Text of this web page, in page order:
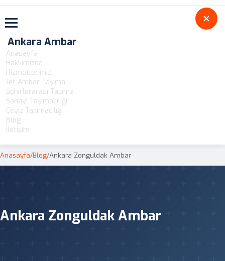
Toggle navigation
Ankara Ambar
Anasayfa
Hakkımızda
Hizmetlerimiz
Jet Ambar Taşıma
Şehirlerarası Taşıma
Sanayi Taşımacılığı
Çeyiz Taşımacılığı
Blog
İletişim
Anasayfa/Blog/Ankara Zonguldak Ambar
Ankara Zonguldak Ambar